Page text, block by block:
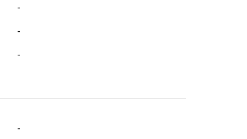
-
-
-
-